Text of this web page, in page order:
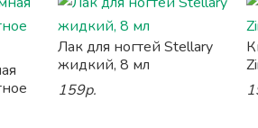
Лак для ногтей Stellary
жидкий, 8 мл
159р.